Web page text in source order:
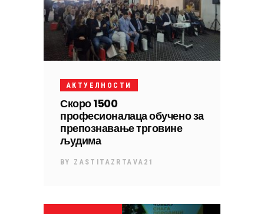
АКТУЕЛНОСТИ
Скоро 1500
професионалаца обучено за
препознавање трговине
људима
BY ZASTITAZRTAVA21